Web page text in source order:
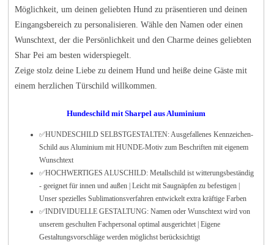
Möglichkeit, um deinen geliebten Hund zu präsentieren und deinen
Eingangsbereich zu personalisieren. Wähle den Namen oder einen
Wunschtext, der die Persönlichkeit und den Charme deines geliebten
Shar Pei am besten widerspiegelt.
Zeige stolz deine Liebe zu deinem Hund und heiße deine Gäste mit
einem herzlichen Türschild willkommen.
Hundeschild mit Sharpel aus Aluminium
✅HUNDESCHILD SELBSTGESTALTEN: Ausgefallenes Kennzeichen-
Schild aus Aluminium mit HUNDE-Motiv zum Beschriften mit eigenem
Wunschtext
✅HOCHWERTIGES ALUSCHILD: Metallschild ist witterungsbeständig
- geeignet für innen und außen | Leicht mit Saugnäpfen zu befestigen |
Unser spezielles Sublimationsverfahren entwickelt extra kräftige Farben
✅INDIVIDUELLE GESTALTUNG: Namen oder Wunschtext wird von
unserem geschulten Fachpersonal optimal ausgerichtet | Eigene
Gestaltungsvorschläge werden möglichst berücksichtigt